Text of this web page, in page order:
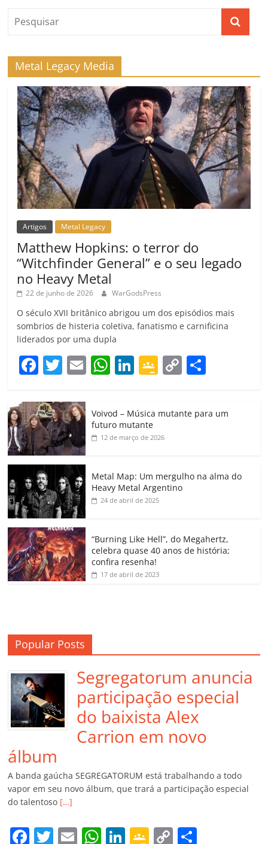
Metal Legacy Media
Artigos Metal Legacy
Matthew Hopkins: o terror do
“Witchfinder General” e o seu legado
no Heavy Metal
22 de junho de 2026 WarGodsPress
O século XVII britânico abrigou um dos episódios mais
sombrios de histeria coletiva, fanatismo e carnificina
liderados por uma dupla
F
c
e
b
o
o
k
T
itt
er
E
ai
W
at
s
A
p
Li
k
e
dI
G
gl
e
a
ss
o
m
C
y
k
p
h
Voivod – Música mutante para um
futuro mutante
12 de março de 2026
Metal Map: Um mergulho na alma do
Heavy Metal Argentino
24 de abril de 2025
“Burning Like Hell”, do Megahertz,
celebra quase 40 anos de história;
confira resenha!
17 de abril de 2023
Popular Posts
Segregatorum anuncia
participação especial
do baixista Alex
Carrion em novo
álbum
A banda gaúcha SEGREGATORUM está trabalhando a todo
vapor em seu novo álbum, que trará a participação especial
do talentoso […]
F T E W Li G C